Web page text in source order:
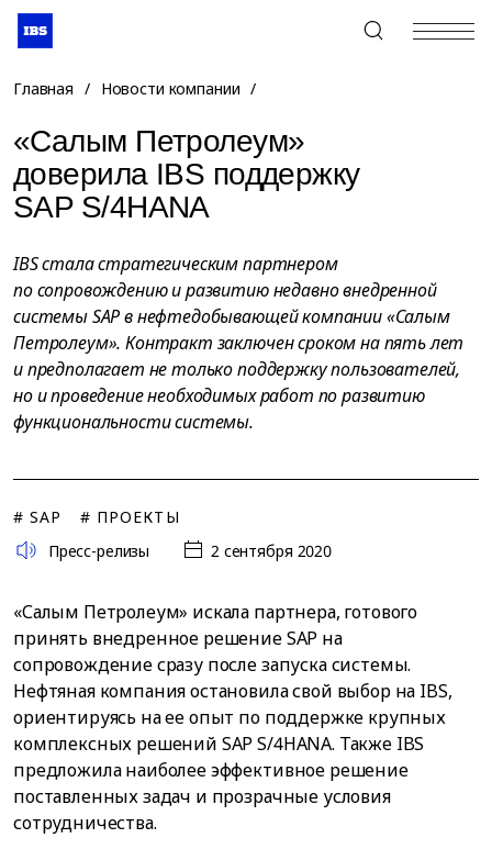
+7 (495) 967-80-80
Главная / Новости компании /
«Салым Петролеум»
доверила IBS поддержку
SAP S/4HANA
IBS стала стратегическим партнером
по сопровождению и развитию недавно внедренной
системы SAP в нефтедобывающей компании «Салым
Петролеум». Контракт заключен сроком на пять лет
и предполагает не только поддержку пользователей,
но и проведение необходимых работ по развитию
функциональности системы.
# SAP
# ПРОЕКТЫ
Пресс-релизы
2 сентября 2020
«Салым Петролеум» искала партнера, готового
принять внедренное решение SAP на
сопровождение сразу после запуска системы.
Нефтяная компания остановила свой выбор на IBS,
ориентируясь на ее опыт по поддержке крупных
комплексных решений SAP S/4HANA. Также IBS
предложила наиболее эффективное решение
поставленных задач и прозрачные условия
сотрудничества.